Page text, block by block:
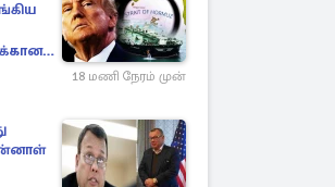
18 மணி நேரம் முன்